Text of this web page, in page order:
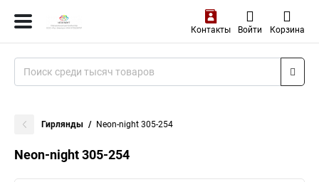
Контакты Войти Корзина
Гирлянды Neon-night 305-254
Neon-night 305-254